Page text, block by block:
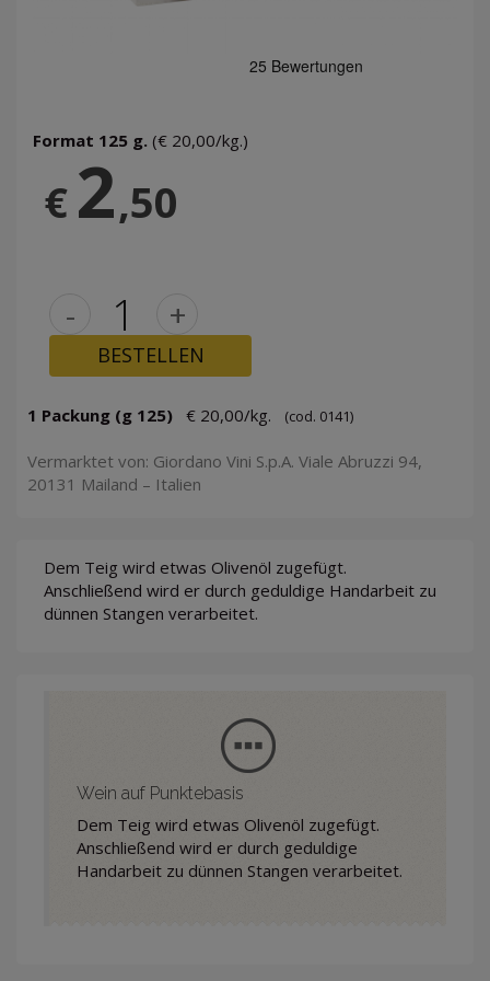
Format 125 g. (€ 20,00/kg.)
€2,50
- +
BESTELLEN
1 Packung (g 125) € 20,00/kg. (cod. 0141)
Vermarktet von: Giordano Vini S.p.A. Viale Abruzzi 94,
20131 Mailand – Italien
Dem Teig wird etwas Olivenöl zugefügt.
Anschließend wird er durch geduldige Handarbeit zu
dünnen Stangen verarbeitet.
Wein auf Punktebasis
Dem Teig wird etwas Olivenöl zugefügt.
Anschließend wird er durch geduldige
Handarbeit zu dünnen Stangen verarbeitet.